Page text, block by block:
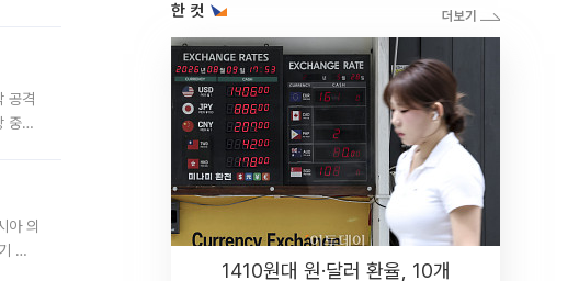
공격
중이
아 의
공
한 컷
1410원대 원·달러 환율, 10개